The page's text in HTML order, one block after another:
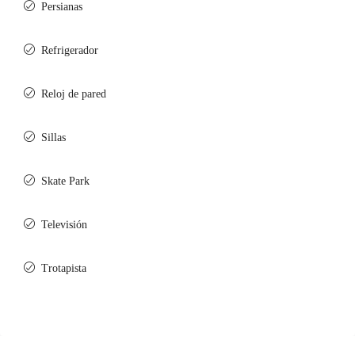
Persianas
Refrigerador
Reloj de pared
Sillas
Skate Park
Televisión
Trotapista